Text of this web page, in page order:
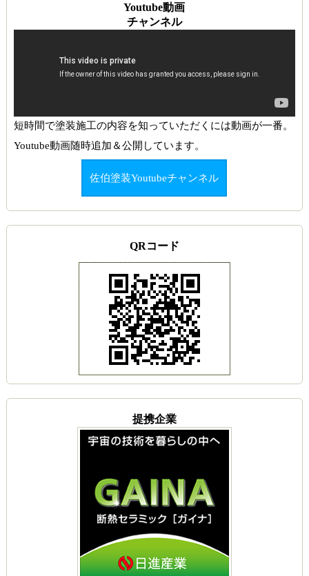
Youtube動画
チャンネル
短時間で塗装施工の内容を知っていただくには動画が一番。
Youtube動画随時追加＆公開しています。
佐伯塗装Youtubeチャンネル
QRコード
提携企業